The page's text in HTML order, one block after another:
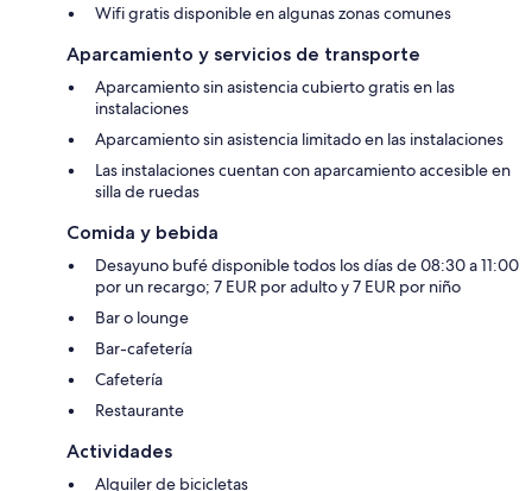
Wifi gratis disponible en algunas zonas comunes
Aparcamiento y servicios de transporte
Aparcamiento sin asistencia cubierto gratis en las
instalaciones
Aparcamiento sin asistencia limitado en las instalaciones
Las instalaciones cuentan con aparcamiento accesible en
silla de ruedas
Comida y bebida
Desayuno bufé disponible todos los días de 08:30 a 11:00
por un recargo; 7 EUR por adulto y 7 EUR por niño
Bar o lounge
Bar-cafetería
Cafetería
Restaurante
Actividades
Alquiler de bicicletas